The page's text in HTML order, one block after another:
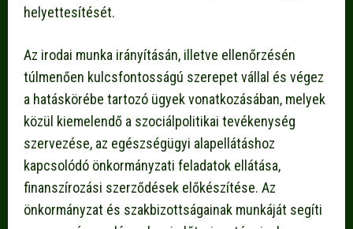
helyettesítését.
Az irodai munka irányításán, illetve ellenőrzésén
túlmenően kulcsfontosságú szerepet vállal és végez
a hatáskörébe tartozó ügyek vonatkozásában, melyek
közül kiemelendő a szociálpolitikai tevékenység
szervezése, az egészségügyi alapellátáshoz
kapcsolódó önkormányzati feladatok ellátása,
finanszírozási szerződések előkészítése. Az
önkormányzat és szakbizottságainak munkáját segíti